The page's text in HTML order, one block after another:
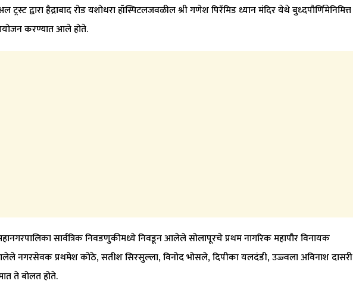
ट्रस्ट द्वारा हैद्राबाद रोड यशोधरा हॉस्पिटलजवळील श्री गणेश पिरॅमिड ध्यान मंदिर येथे बुध्दपौर्णिमेनिमित्त
करण्यात आले होते.
सार्वत्रिक निवडणुकीमध्ये निवडून आलेले सोलापूरचे प्रथम नागरिक महापौर विनायक
नगरसेवक प्रथमेश कोठे, सतीश सिरसुल्ला, विनोद भोसले, दिपीका यलदंडी, उज्ज्वला अविनाश दासरी
ते बोलत होते.